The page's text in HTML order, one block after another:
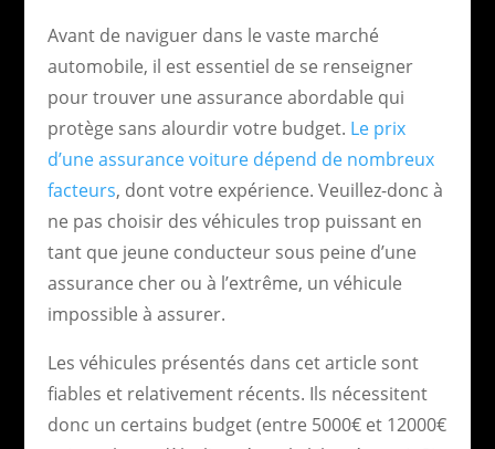
Avant de naviguer dans le vaste marché
automobile, il est essentiel de se renseigner
pour trouver une assurance abordable qui
protège sans alourdir votre budget. Le prix
d’une assurance voiture dépend de nombreux
facteurs, dont votre expérience. Veuillez-donc à
ne pas choisir des véhicules trop puissant en
tant que jeune conducteur sous peine d’une
assurance cher ou à l’extrême, un véhicule
impossible à assurer.
Les véhicules présentés dans cet article sont
fiables et relativement récents. Ils nécessitent
donc un certains budget (entre 5000€ et 12000€